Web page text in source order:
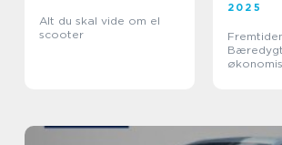
Alt du skal vide om el
scooter
2025